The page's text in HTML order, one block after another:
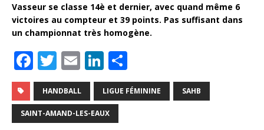
Vasseur se classe 14è et dernier, avec quand même 6
victoires au compteur et 39 points. Pas suffisant dans
un championnat très homogène.
F
a
c
e
T
w
it
te
E
m
ai
l
Li
n
k
e
ar
ta
HANDBALL LIGUE FÉMININE SAHB
SAINT-AMAND-LES-EAUX